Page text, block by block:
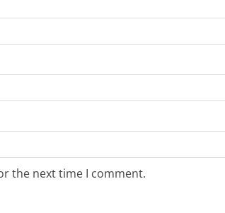
the next time I comment.